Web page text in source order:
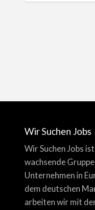
Wir Suchen Jobs
Wir Suchen Jobs
wachsende
Unternehmen in
dem deutschen
arbeiten wir mit